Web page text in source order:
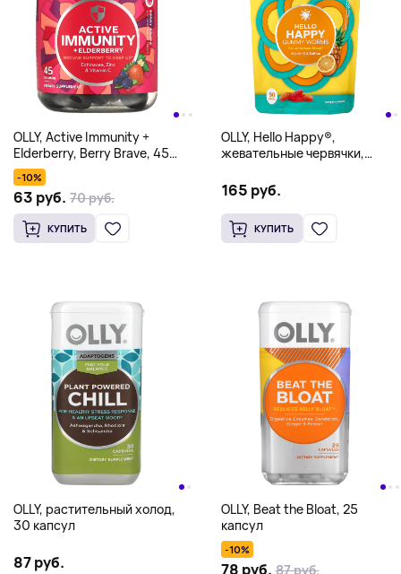
OLLY, Active Immunity +
Elderberry, Berry Brave, 45
жевательных таблеток
-10%
63 руб. 70 руб.
КУПИТЬ
OLLY, Hello Happy®,
жевательные червячки,
жевательных конфет
165 руб.
КУПИТЬ
OLLY, растительный холод,
30 капсул
87 руб.
OLLY, Beat the Bloat, 25
капсул
-10%
78 руб. 87 руб.